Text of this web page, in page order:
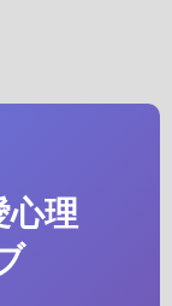
心理